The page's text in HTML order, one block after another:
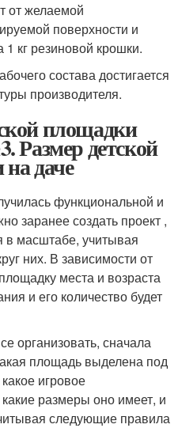
от желаемой
поверхности и
1 кг резиновой крошки.
состава достигается
производителя.
площадки
Размер детской
даче
функциональной и
заранее создать проект ,
в масштабе, учитывая
них. В зависимости от
места и возраста
и его количество будет
организовать, сначала
площадь выделена под
игровое
размеры оно имеет, и
следующие правила